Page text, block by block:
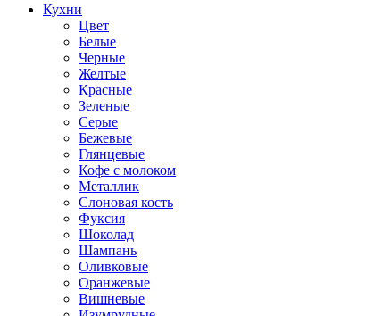
Кухни
Цвет
Белые
Черные
Желтые
Красные
Зеленые
Серые
Бежевые
Глянцевые
Кофе с молоком
Металлик
Слоновая кость
Фуксия
Шоколад
Шампань
Оливковые
Оранжевые
Вишневые